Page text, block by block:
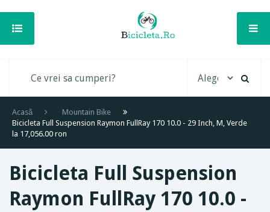
Acasă
Mountain Bike
Bicicleta Full Suspension Raymon FullRay 170 10.0 - 29 Inch, M, Verde
la 17,056.00 ron
Bicicleta Full Suspension
Raymon FullRay 170 10.0 -